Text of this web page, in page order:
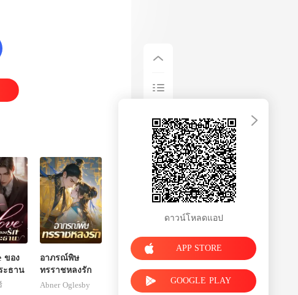
ของ
ะธาน
อาภรณ์พิษ
ทรราชหลงรัก
Abner Oglesby
ดาวน์โหลดแอป
APP STORE
GOOGLE PLAY